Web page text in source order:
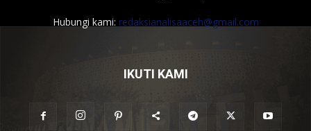
Hubungi kami: redaksianalisaaceh@gmail.com
IKUTI KAMI